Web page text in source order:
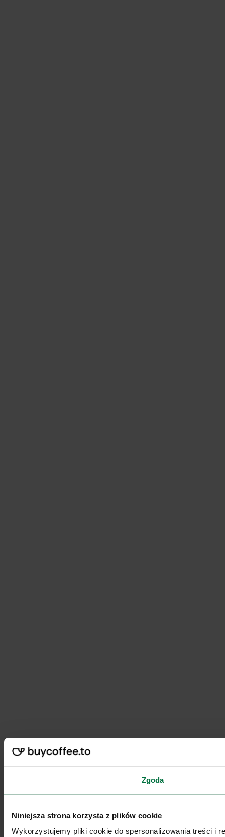
Zgoda
Niniejsza strona korzysta z plików cookie
Wykorzystujemy pliki cookie do spersonalizowania treści i